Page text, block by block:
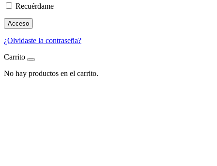
Recuérdame
Acceso
¿Olvidaste la contraseña?
Carrito
No hay productos en el carrito.